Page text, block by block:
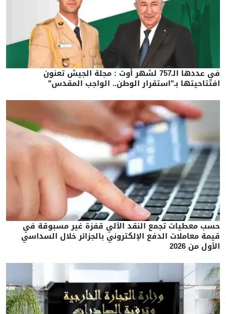
في عددها الـ757 لشهر أوت : مجلة الجيش تعنون
افتتاحيتها بـ"استقرار الوطن.. الواجب المقدس"
حسب معطيات تجمع النقد الآلي قفزة غير مسبوقة في
قيمة معاملات الدفع الإلكتروني بالجزائر خلال السداسي
الأول من 2026